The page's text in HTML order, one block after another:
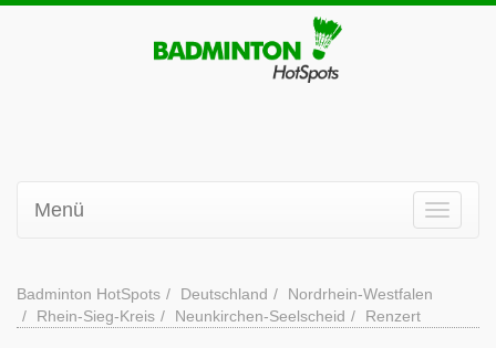
Menü
Badminton HotSpots Deutschland
Nordrhein-Westfalen
Rhein-Sieg-Kreis
Neunkirchen-Seelscheid Renzert